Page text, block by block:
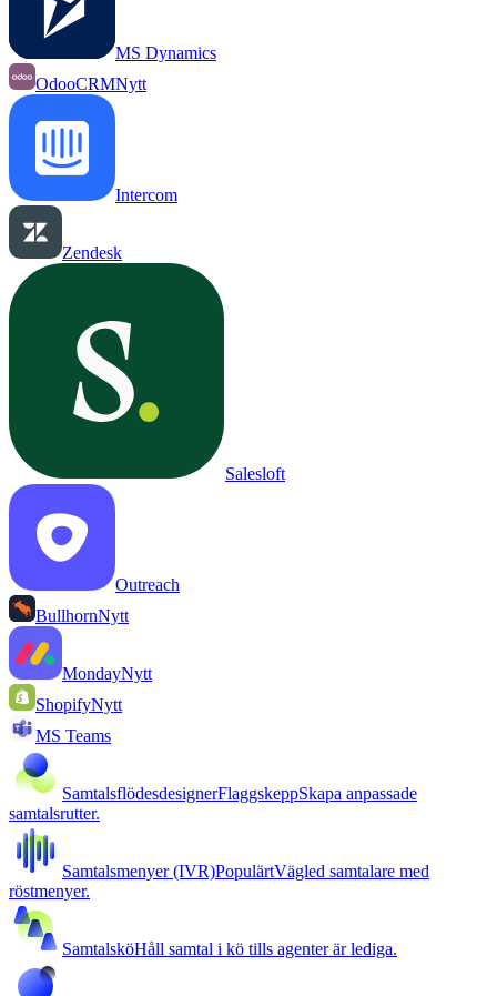
MS Dynamics
OdooCRMNytt
Intercom
Zendesk
Salesloft
Outreach
BullhornNytt
MondayNytt
ShopifyNytt
MS Teams
SamtalsflödesdesignerFlaggskeppSkapa anpassade
samtalsrutter.
Samtalsmenyer (IVR)PopulärtVägled samtalare med
röstmenyer.
SamtalsköHåll samtal i kö tills agenter är lediga.